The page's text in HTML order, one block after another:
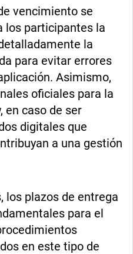
vencimiento se
los participantes la
la
para evitar errores
Asimismo,
oficiales para la
en caso de ser
digitales que
a una gestión
los plazos de entrega
para el
en este tipo de